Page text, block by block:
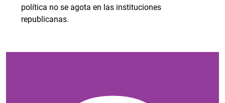
política no se agota en las instituciones
republicanas.